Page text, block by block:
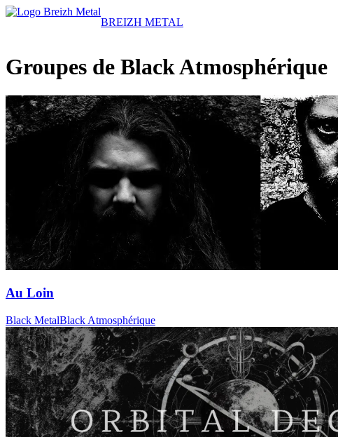
BREIZH METAL
Groupes de Black Atmosphérique
Au Loin
Black MetalBlack Atmosphérique